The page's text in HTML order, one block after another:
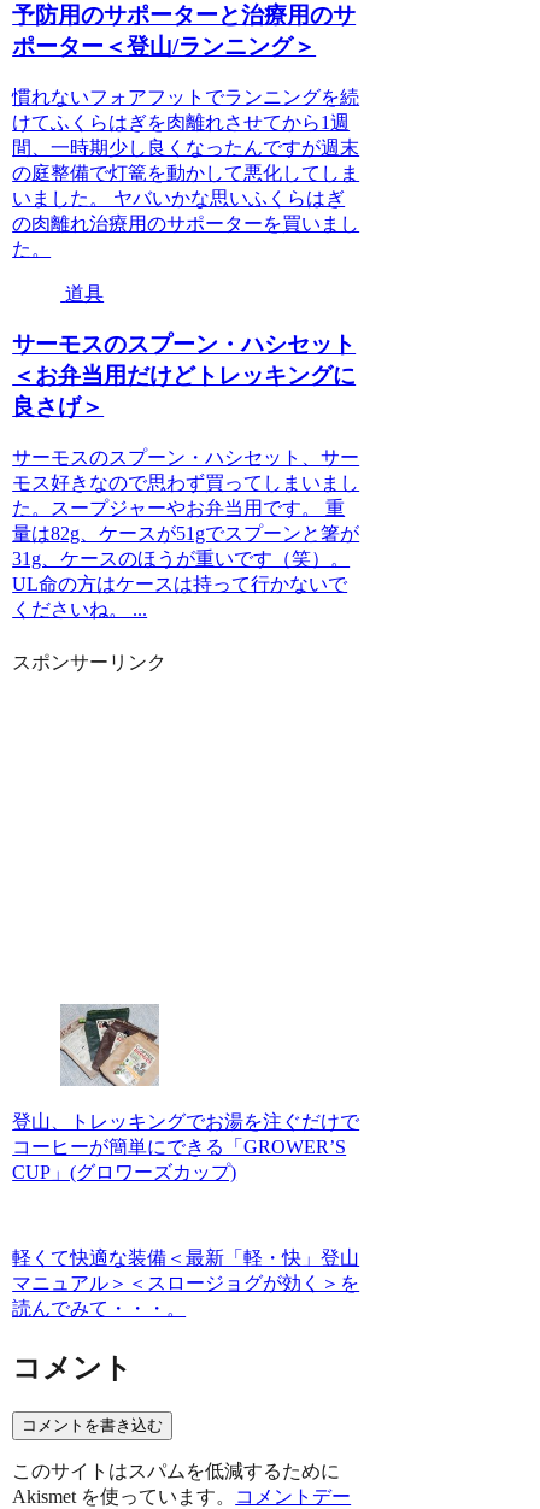
予防用のサポーターと治療用のサ
ポーター＜登山/ランニング＞
慣れないフォアフットでランニングを続
けてふくらはぎを肉離れさせてから1週
間、一時期少し良くなったんですが週末
の庭整備で灯篭を動かして悪化してしま
いました。 ヤバいかな思いふくらはぎ
の肉離れ治療用のサポーターを買いまし
た。
道具
サーモスのスプーン・ハシセット
＜お弁当用だけどトレッキングに
良さげ＞
サーモスのスプーン・ハシセット、サー
モス好きなので思わず買ってしまいまし
た。スープジャーやお弁当用です。 重
量は82g、ケースが51gでスプーンと箸が
31g、ケースのほうが重いです（笑）。
UL命の方はケースは持って行かないで
くださいね。 ...
スポンサーリンク
登山、トレッキングでお湯を注ぐだけで
コーヒーが簡単にできる「GROWER’S
CUP」(グロワーズカップ)
軽くて快適な装備＜最新「軽・快」登山
マニュアル＞＜スロージョグが効く＞を
読んでみて・・・。
コメント
コメントを書き込む
このサイトはスパムを低減するために
Akismet を使っています。
コメントデー